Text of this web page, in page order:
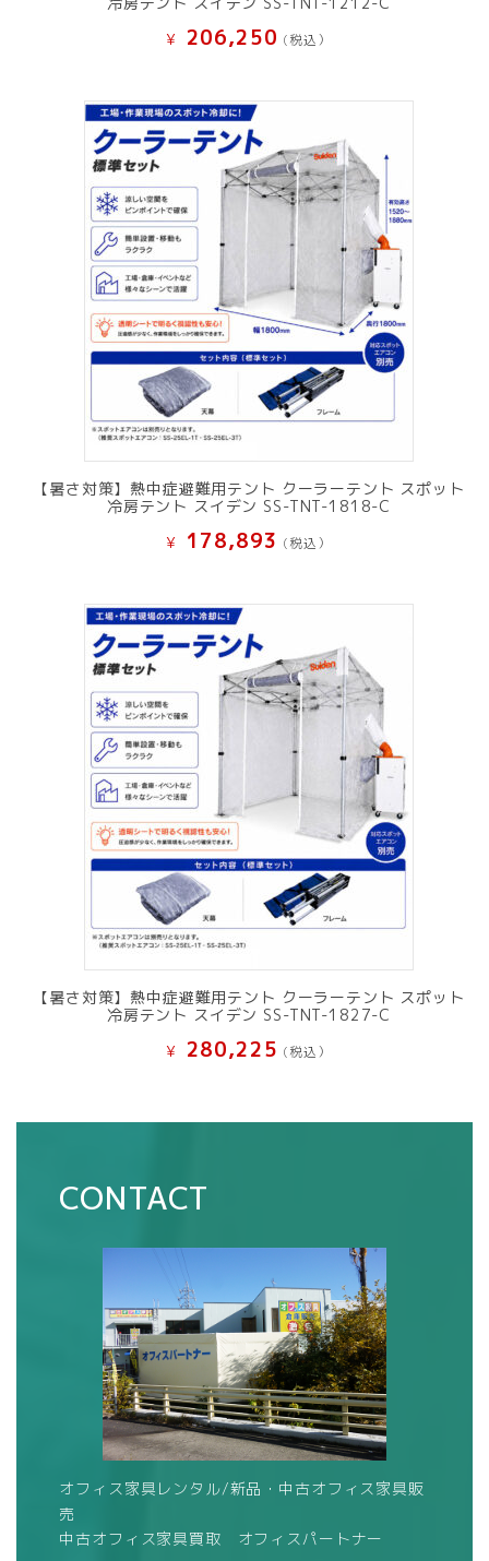
¥ 206,250 (税込）
【暑さ対策】熱中症避難用テント クーラーテント スポット
冷房テント スイデン SS-TNT-1818-C
¥ 178,893 (税込）
【暑さ対策】熱中症避難用テント クーラーテント スポット
冷房テント スイデン SS-TNT-1827-C
¥ 280,225 (税込）
CONTACT
オフィス家具レンタル/新品・中古オフィス家具販
売
中古オフィス家具買取 オフィスパートナー